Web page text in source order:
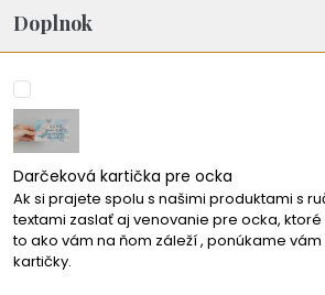
Doplnok
Darčeková kartička pre ocka
Ak si prajete spolu s našimi produktami s
textami zaslať aj venovanie pre ocka,
to ako vám na ňom záleží , ponúkame
kartičky.